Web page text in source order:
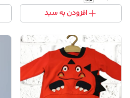
افزودن به سبد